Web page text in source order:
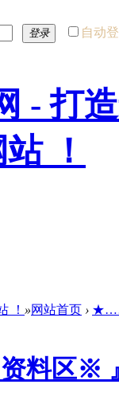
登录 自动
！ »网站首页 ›
料区※